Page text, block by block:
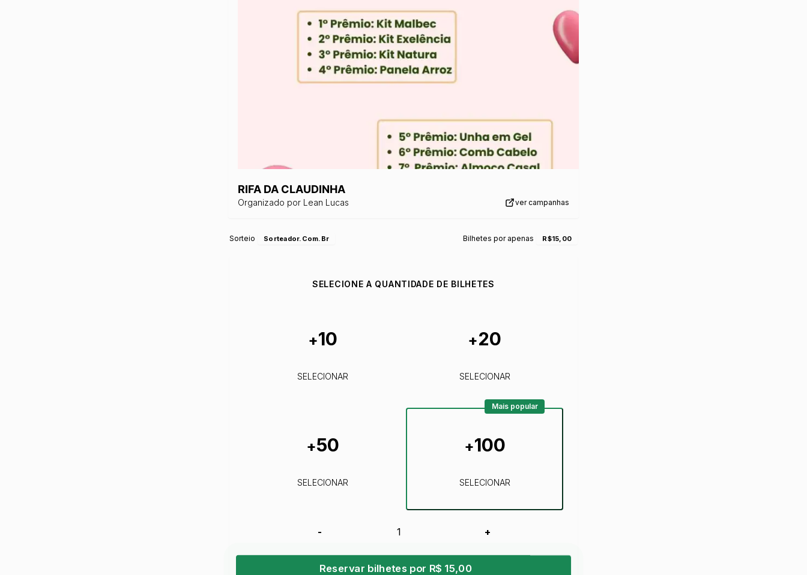
RIFA DA CLAUDINHA
Organizado por Lean Lucas ver campanhas
Sorteio Sorteador.com.br Bilhetes por apenas R$15,00
SELECIONE A QUANTIDADE DE BILHETES
+10
SELECIONAR
+20
SELECIONAR
+50
SELECIONAR
+100
SELECIONAR
Mais popular
- +
Reservar bilhetes por R$ 15,00